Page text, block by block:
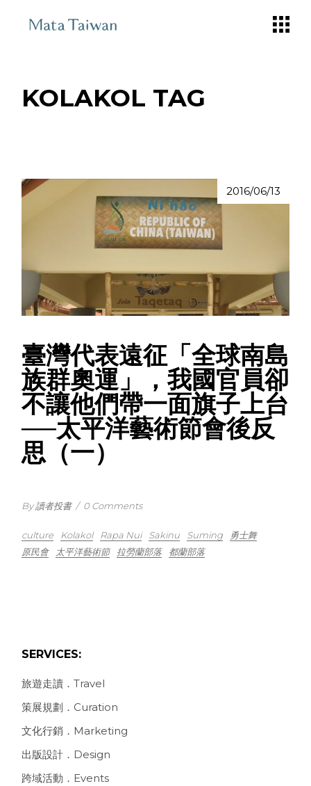
KOLAKOL TAG
2016/06/13
臺灣代表遠征「全球南島
族群奧運」，我國官員卻
不讓他們帶一面旗子上台
──太平洋藝術節會後反
思（一）
By 讀者投書 / 0 Comments
culture Kolakol Rapa Nui Sakinu Suming
勇士舞
原民會
太平洋藝術節 拉勞蘭部落 都蘭部落
SERVICES:
旅遊走讀．Travel
策展規劃．Curation
文化行銷．Marketing
出版設計．Design
跨域活動．Events